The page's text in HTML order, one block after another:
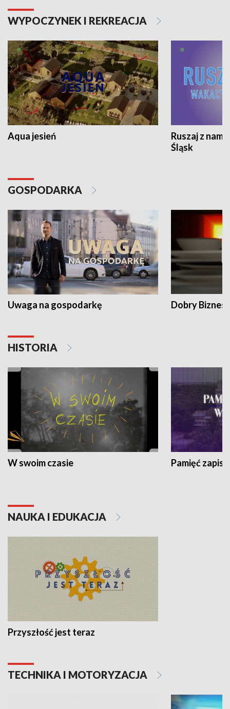
WYPOCZYNEK I REKREACJA
Aqua jesień
Ruszaj z
Śląsk
GOSPODARKA
Uwaga na gospodarkę Dobry Biznes
HISTORIA
W swoim czasie Pamięć
NAUKA I EDUKACJA
Przyszłość jest teraz
TECHNIKA I MOTORYZACJA